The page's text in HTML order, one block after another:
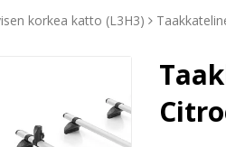
korkea katto (L3H3)